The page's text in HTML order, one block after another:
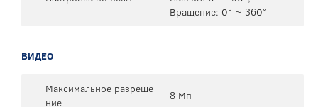
Вращение: 0° ~ 360°
ВИДЕО
Максимальное разреше
ние
8 Мп